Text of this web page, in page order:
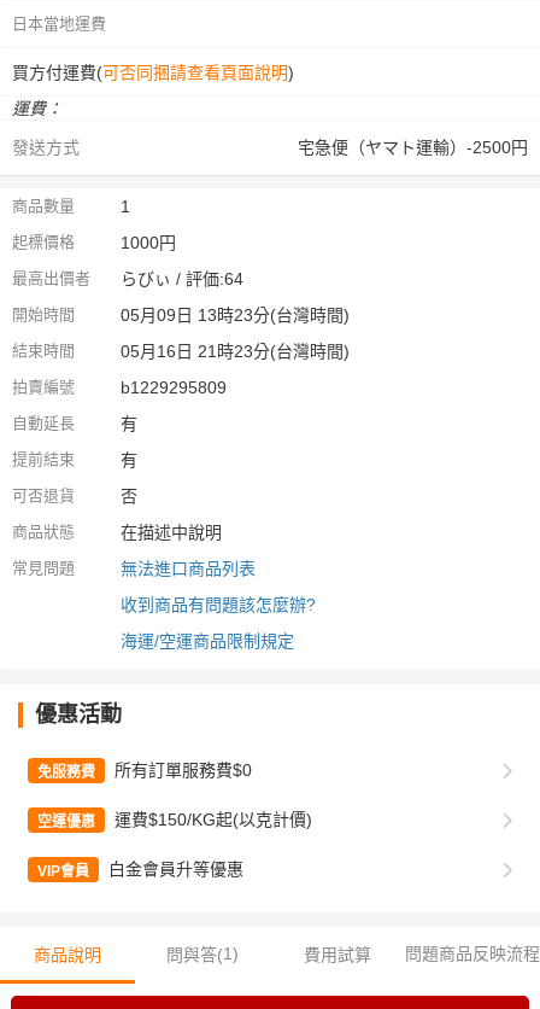
日本當地運費
買方付運費(可否同捆請查看頁面說明)
運費：
發送方式
宅急便（ヤマト運輸）-2500円
商品數量 1
起標價格 1000円
最高出價者 らびぃ / 評価:64
開始時間 05月09日 13時23分(台灣時間)
結束時間 05月16日 21時23分(台灣時間)
拍賣編號 b1229295809
自動延長 有
提前結束 有
可否退貨 否
商品狀態 在描述中說明
常見問題
無法進口商品列表
收到商品有問題該怎麼辦?
海運/空運商品限制規定
優惠活動
免服務費 所有訂單服務費$0
空運優惠 運費$150/KG起(以克計價)
VIP會員 白金會員升等優惠
商品說明 問與答(1) 費用試算 問題商品反映流程